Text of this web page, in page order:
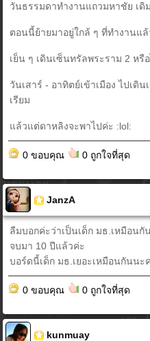
วันธรรมดาทำงานแถวมหาชัย เดิ
ตอนนี้ย้ายมาอยู่ใกล้ ๆ ที่ทำงานแล้
เย็น ๆ เดินเซ็นทรัลพระราม 2 หรื
วันเสาร์ - อาทิตย์เข้าเมือง ไปเดิ
เรียม
แล้วแต่ดาหลิงจะพาไปค่ะ :lol:
0 ขอบคุณ 0 ถูกใจที่สุด
JanzA
ลืมบอกค่ะว่าเป็นเด็ก มธ.เหมือน
จบมา 10 ปีแล้วค่ะ
บอร์ดนี้เด็ก มธ.เยอะเหมือนกันนะ
0 ขอบคุณ 0 ถูกใจที่สุด
kunmuay